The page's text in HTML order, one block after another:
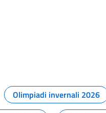
Olimpiadi invernali 2026